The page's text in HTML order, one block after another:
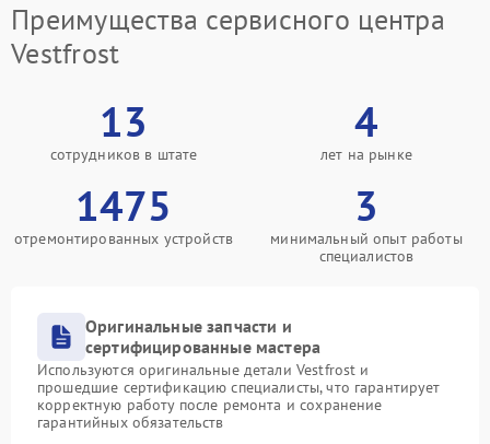
Преимущества сервисного центра
Vestfrost
13
сотрудников в штате
4
лет на рынке
1475
отремонтированных устройств
3
минимальный опыт работы
специалистов
Оригинальные запчасти и
сертифицированные мастера
Используются оригинальные детали Vestfrost и
прошедшие сертификацию специалисты, что гарантирует
корректную работу после ремонта и сохранение
гарантийных обязательств